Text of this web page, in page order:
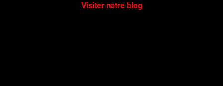
Visiter notre blog